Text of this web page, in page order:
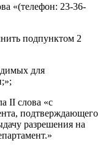
«(телефон: 23-36-
подпунктом 2
для
IIслова «с
подтверждающего
разрешения на
»